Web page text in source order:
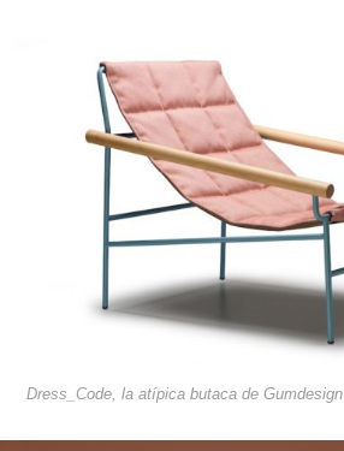
Dress_Code, la atípica butaca de Gumdesign